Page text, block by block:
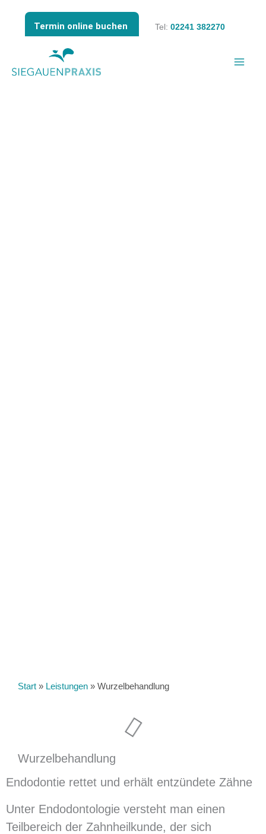
Termin online buchen Tel:02241 382270
Start » Leistungen » Wurzelbehandlung
Wurzelbehandlung
Endodontie rettet und erhält entzündete Zähne
Unter Endodontologie versteht man einen
Teilbereich der Zahnheilkunde, der sich